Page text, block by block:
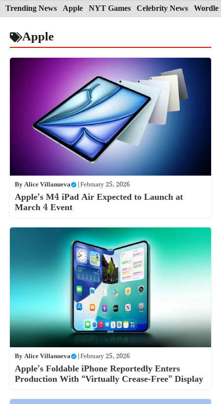
Skip
to
content
Trending News Apple NYT Games Celebrity News Wordle
Apple
ByAlice Villanueva |February 25, 2026
Apple’s M4 iPad Air Expected to Launch at
March 4 Event
ByAlice Villanueva |February 25, 2026
Apple’s Foldable iPhone Reportedly Enters
Production With “Virtually Crease-Free” Display